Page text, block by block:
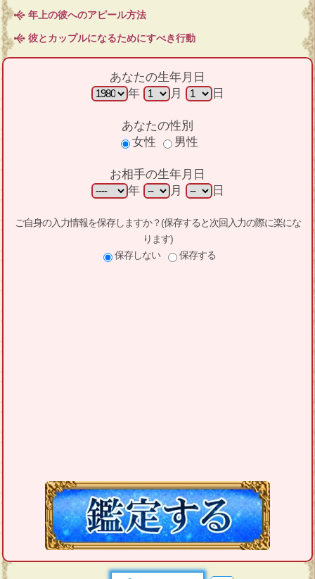
年上の彼へのアピール方法
彼とカップルになるためにすべき行動
あなたの生年月日
年
月 日
あなたの性別
女性
男性
お相手の生年月日
年
月 日
ご自身の入力情報を保存しますか？(保存すると次回入力の際に楽にな
ります)
保存しない
保存する